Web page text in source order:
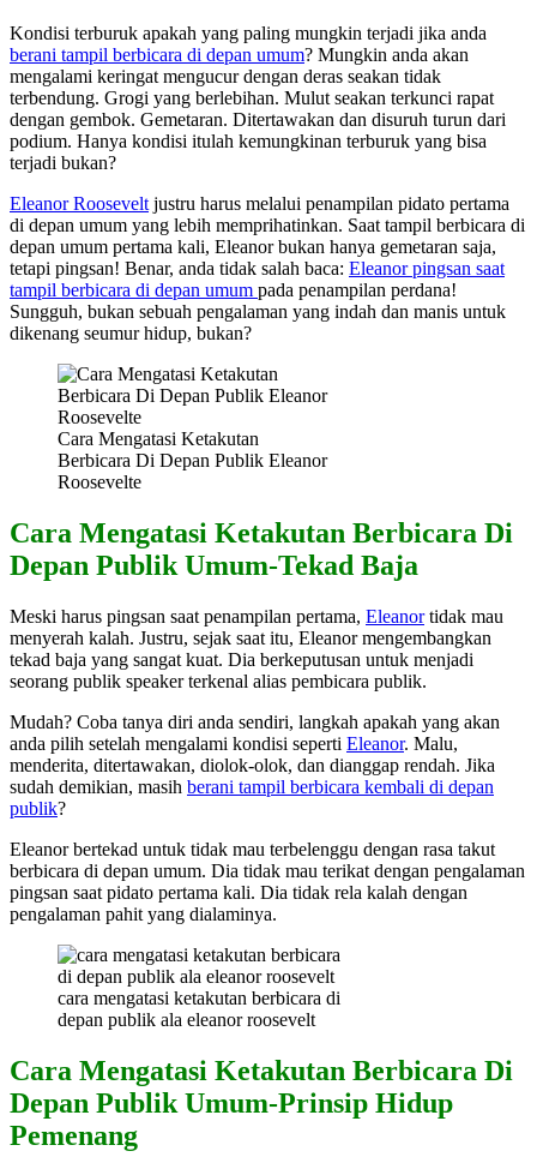
Kondisi terburuk apakah yang paling mungkin terjadi jika anda
berani tampil berbicara di depan umum? Mungkin anda akan
mengalami keringat mengucur dengan deras seakan tidak
terbendung. Grogi yang berlebihan. Mulut seakan terkunci rapat
dengan gembok. Gemetaran. Ditertawakan dan disuruh turun dari
podium. Hanya kondisi itulah kemungkinan terburuk yang bisa
terjadi bukan?
Eleanor Rooseveltjustru harus melalui penampilan pidato pertama
di depan umum yang lebih memprihatinkan. Saat tampil berbicara di
depan umum pertama kali, Eleanor bukan hanya gemetaran saja,
tetapi pingsan! Benar, anda tidak salah baca: Eleanor pingsan saat
tampil berbicara di depan umum pada penampilan perdana!
Sungguh, bukan sebuah pengalaman yang indah dan manis untuk
dikenang seumur hidup, bukan?
Cara Mengatasi Ketakutan
Berbicara Di Depan Publik Eleanor
Roosevelte
Cara Mengatasi Ketakutan Berbicara Di
Depan Publik Umum-Tekad Baja
Meski harus pingsan saat penampilan pertama, Eleanortidak mau
menyerah kalah. Justru, sejak saat itu, Eleanor mengembangkan
tekad baja yang sangat kuat. Dia berkeputusan untuk menjadi
seorang publik speaker terkenal alias pembicara publik.
Mudah? Coba tanya diri anda sendiri, langkah apakah yang akan
anda pilih setelah mengalami kondisi seperti Eleanor. Malu,
menderita, ditertawakan, diolok-olok, dan dianggap rendah. Jika
sudah demikian, masih berani tampil berbicara kembali di depan
publik?
Eleanor bertekad untuk tidak mau terbelenggu dengan rasa takut
berbicara di depan umum. Dia tidak mau terikat dengan pengalaman
pingsan saat pidato pertama kali. Dia tidak rela kalah dengan
pengalaman pahit yang dialaminya.
cara mengatasi ketakutan berbicara di
depan publik ala eleanor roosevelt
Cara Mengatasi Ketakutan Berbicara Di
Depan Publik Umum-Prinsip Hidup
Pemenang